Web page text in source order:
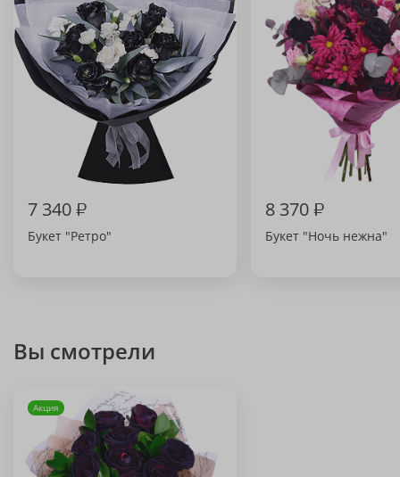
7 340₽
Букет "Ретро"
8 370₽
Букет "Ночь нежна"
Вы смотрели
Акция